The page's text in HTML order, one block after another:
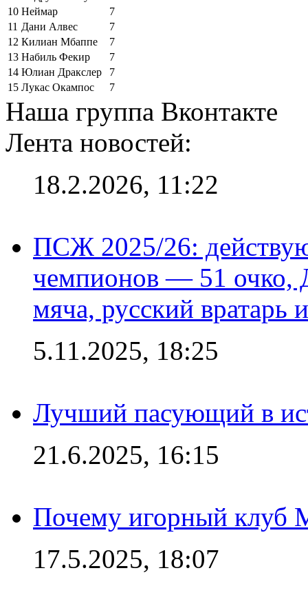
10 Неймар
7
11 Дани Алвес
7
12 Килиан Мбаппе
7
13 Набиль Фекир
7
14 Юлиан Дракслер
7
15 Лукас Окампос 7
Наша группа Вконтакте
Лента новостей:
18.2.2026, 11:22
ПСЖ 2025/26:
чемпионов — 51 очко,
мяча, русский вратарь
5.11.2025, 18:25
Лучший пасующий в
21.6.2025, 16:15
Почему игорный клуб
17.5.2025, 18:07